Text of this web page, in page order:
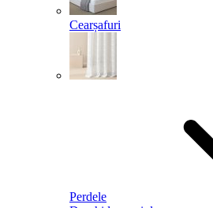
Cearșafuri
Perdele